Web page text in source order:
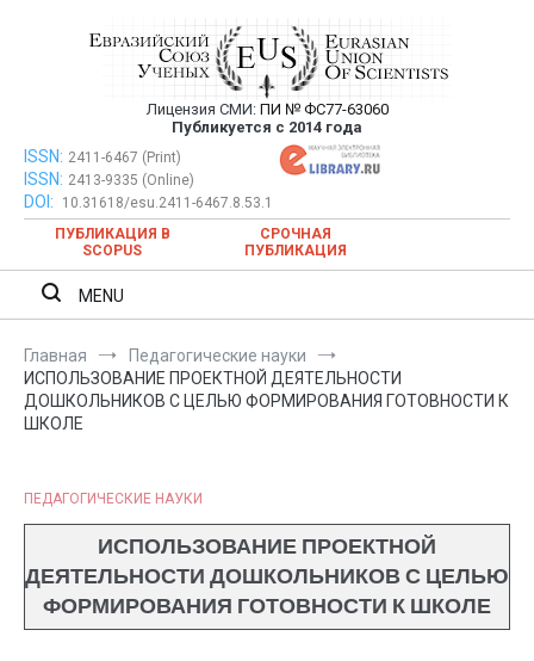
Евразийский Союз Ученых —
публикация научных статей в
ежемесячном научном журнале
Лицензия СМИ: ПИ № ФС77-63060
Публикуется с 2014 года
Евразийский Союз Ученых — публикация научных статей в
ежемесячном научном журнале
ISSN: 2411-6467 (Print)
ISSN: 2413-9335 (Online)
DOI:
10.31618/esu.2411-6467.8.53.1
ПУБЛИКАЦИЯ В
SCOPUS
СРОЧНАЯ
ПУБЛИКАЦИЯ
MENU
Главная
Педагогические науки
ИСПОЛЬЗОВАНИЕ ПРОЕКТНОЙ ДЕЯТЕЛЬНОСТИ
ДОШКОЛЬНИКОВ С ЦЕЛЬЮ ФОРМИРОВАНИЯ ГОТОВНОСТИ К
ШКОЛЕ
ПЕДАГОГИЧЕСКИЕ НАУКИ
ИСПОЛЬЗОВАНИЕ ПРОЕКТНОЙ
ДЕЯТЕЛЬНОСТИ ДОШКОЛЬНИКОВ С ЦЕЛЬЮ
ФОРМИРОВАНИЯ ГОТОВНОСТИ К ШКОЛЕ